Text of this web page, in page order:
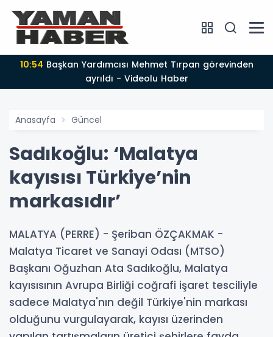
10:54
ayrıldı - Videolu Haber
Anasayfa Güncel
Sadıkoğlu: ‘Malatya
kayısısı Türkiye’nin
markasıdır’
MALATYA (PERRE) - Şeriban ÖZÇAKMAK -
Malatya Ticaret ve Sanayi Odası (MTSO)
Başkanı Oğuzhan Ata Sadıkoğlu, Malatya
kayısısının Avrupa Birliği coğrafi işaret tesciliyle
sadece Malatya'nın değil Türkiye'nin markası
olduğunu vurgulayarak, kayısı üzerinden